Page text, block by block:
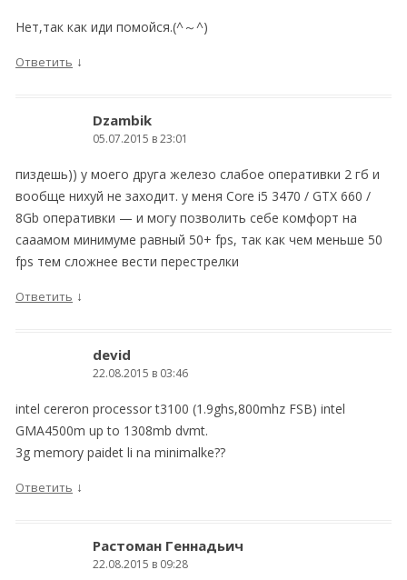
Нет,так как иди помойся.(^～^)
Ответить ↓
Dzambik
05.07.2015 в 23:01
пиздешь)) у моего друга железо слабое оперативки 2 гб и
вообще нихуй не заходит. у меня Core i5 3470 / GTX 660 /
8Gb оперативки — и могу позволить себе комфорт на
сааамом минимуме равный 50+ fps, так как чем меньше 50
fps тем сложнее вести перестрелки
Ответить ↓
devid
22.08.2015 в 03:46
intel cereron processor t3100 (1.9ghs,800mhz FSB) intel
GMA4500m up to 1308mb dvmt.
3g memory paidet li na minimalke??
Ответить ↓
Растоман Геннадьич
22.08.2015 в 09:28